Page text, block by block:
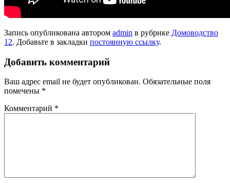
Запись опубликована автором admin в рубрике Домоводство
12. Добавьте в закладки постоянную ссылку.
Добавить комментарий
Ваш адрес email не будет опубликован. Обязательные поля
помечены *
Комментарий *